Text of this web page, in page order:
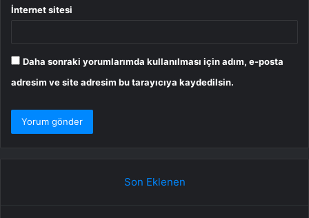
İnternet sitesi
Daha sonraki yorumlarımda kullanılması için adım, e-posta
adresim ve site adresim bu tarayıcıya kaydedilsin.
Son Eklenen